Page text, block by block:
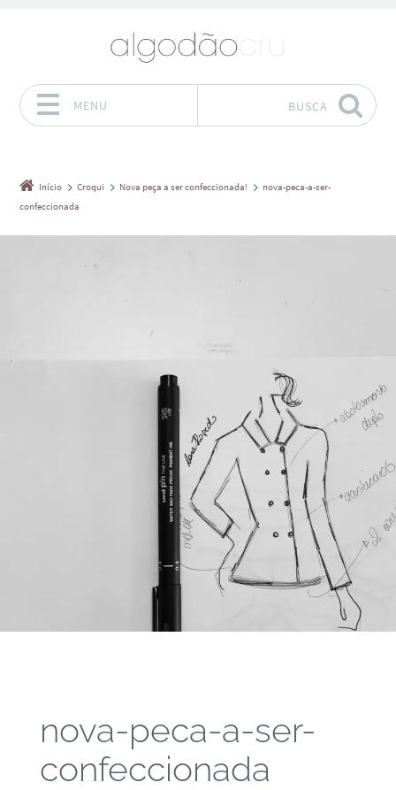
MENU BUSCA
Início Croqui Nova peça a ser confeccionada!
nova-peca-a-ser-
confeccionada
nova-peca-a-ser-
confeccionada